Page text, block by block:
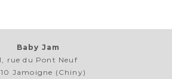
Baby Jam
rue du Pont Neuf
Jamoigne (Chiny)